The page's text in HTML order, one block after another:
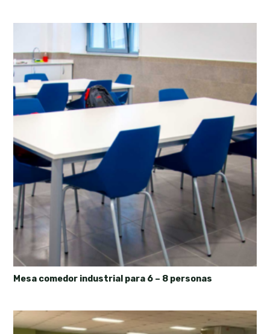
Mesa comedor industrial para 6 – 8 personas